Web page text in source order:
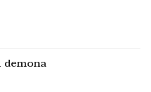
demona